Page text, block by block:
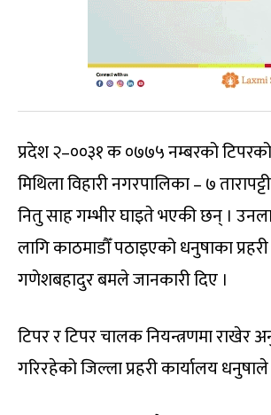
प्रदेश २–००३१ क ०७७५ नम्बरको
मिथिला विहारी नगरपालिका – ७
नितु साह गम्भीर घाइते भएकी छन् ।
लागि काठमाडौँ पठाइएको धनुषाका
गणेशबहादुर बमले जानकारी दिए ।
टिपर र टिपर चालक नियन्त्रणमा राखेर
गरिरहेको जिल्ला प्रहरी कार्यालय